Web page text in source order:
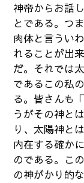
神帝からお話
とである。つ
肉体と言うい
れることが出
だ。それでは
であるこの私
る。皆さんも
うがその神と
り、太陽神と
内在する確か
のである。こ
の神がかり的